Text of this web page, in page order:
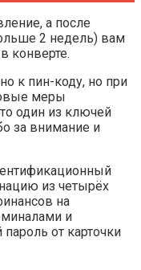
а после
2 недель) вам
конверте.
к пин-коду, но при
меры
один из ключей
за внимание и
из четырёх
на
и
от карточки